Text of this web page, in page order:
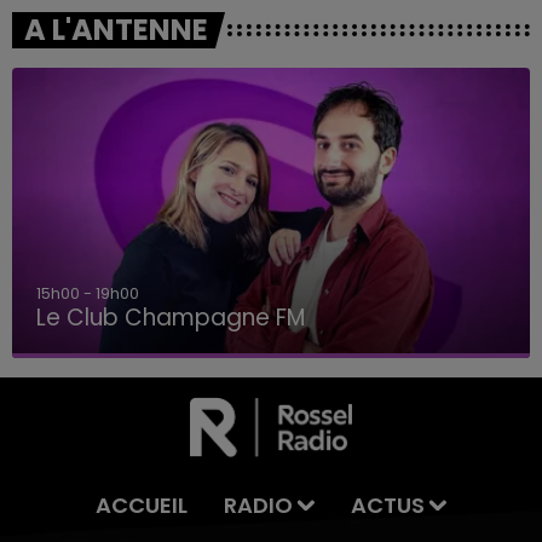
A L'ANTENNE
15h00 - 19h00
Le Club Champagne FM
ACCUEIL RADIO ACTUS